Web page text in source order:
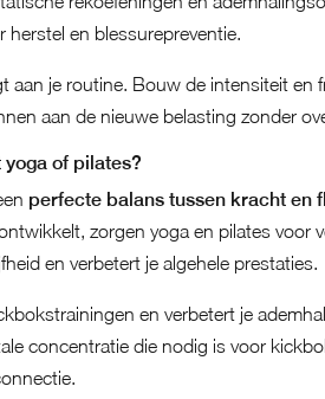
herstel en blessurepreventie.
aan je routine. Bouw de intensiteit en
aan de nieuwe belasting zonder
of pilates?
perfecte balans tussen kracht en
zorgen yoga en pilates voor
en verbetert je algehele prestaties.
en verbetert je
concentratie die nodig is voor